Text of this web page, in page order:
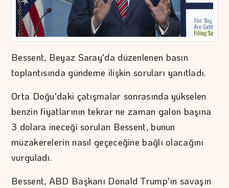
Bessent, Beyaz Saray'da düzenlenen basın
toplantısında gündeme ilişkin soruları yanıtladı.
Orta Doğu'daki çatışmalar sonrasında yükselen
benzin fiyatlarının tekrar ne zaman galon başına
3 dolara ineceği sorulan Bessent, bunun
müzakerelerin nasıl geçeceğine bağlı olacağını
vurguladı.
Bessent, ABD Başkanı Donald Trump'ın savaşın